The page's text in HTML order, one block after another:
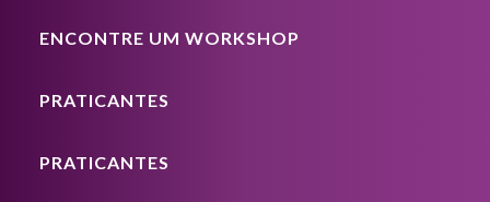
ENCONTRE UM WORKSHOP
PRATICANTES
PRATICANTES